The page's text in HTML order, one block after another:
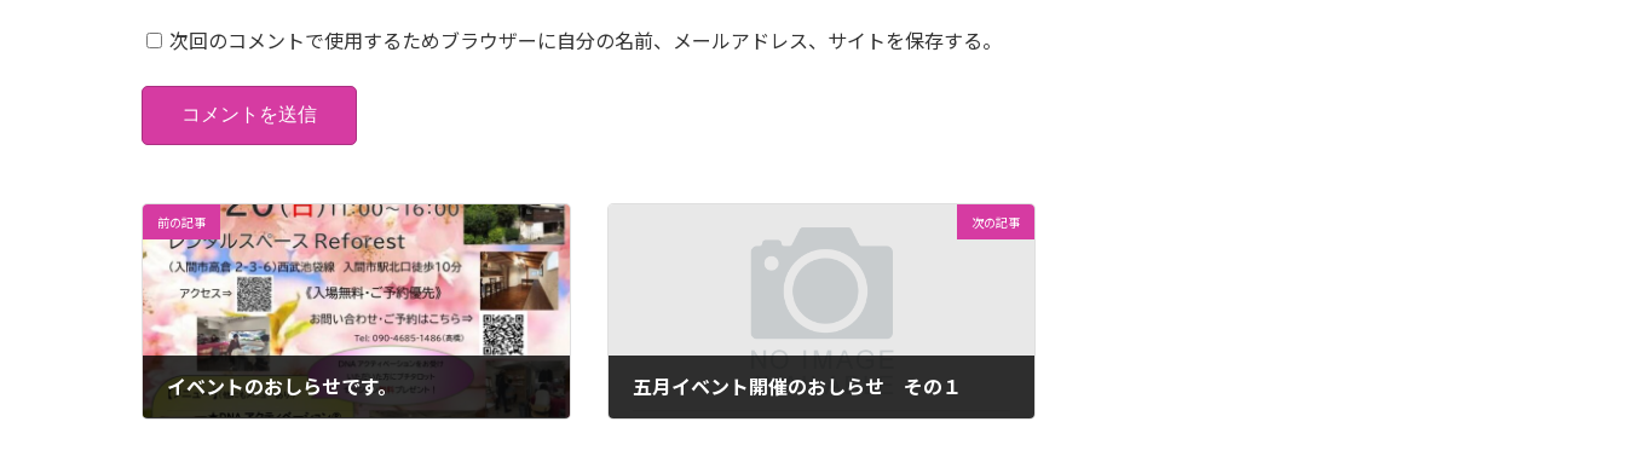
次回のコメントで使用するためブラウザーに自分の名前、メールアドレス、サイトを保存する。
前の記事
イベントのおしらせです。
次の記事
五月イベント開催のおしらせ その１